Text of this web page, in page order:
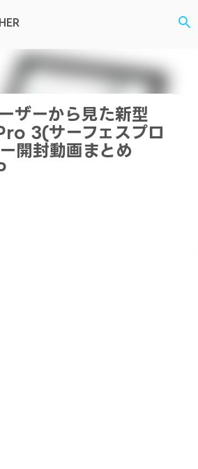
メイン コンテンツに移動
ザーから見た新型
3(サーフェスプロ
開封動画まとめ